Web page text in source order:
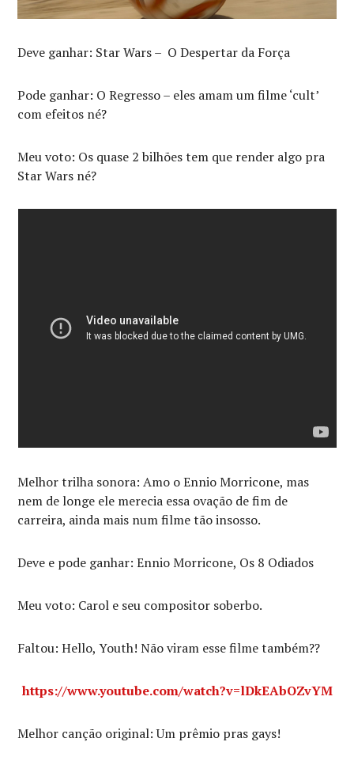
Deve ganhar: Star Wars – O Despertar da Força
Pode ganhar: O Regresso – eles amam um filme ‘cult’
com efeitos né?
Meu voto: Os quase 2 bilhões tem que render algo pra
Star Wars né?
Melhor trilha sonora: Amo o Ennio Morricone, mas
nem de longe ele merecia essa ovação de fim de
carreira, ainda mais num filme tão insosso.
Deve e pode ganhar: Ennio Morricone, Os 8 Odiados
Meu voto: Carol e seu compositor soberbo.
Faltou: Hello, Youth! Não viram esse filme também??
https://www.youtube.com/watch?v=lDkEAbOZvYM
Melhor canção original: Um prêmio pras gays!